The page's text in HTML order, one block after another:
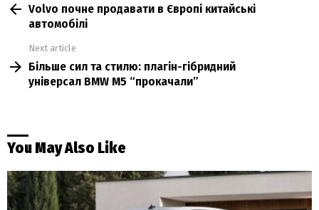
moreVolvo почне продавати в Європі китайські
автомобілі
Next article
Більше сил та стилю: плагін-гібридний
універсал BMW M5 “прокачали”
You May Also Like